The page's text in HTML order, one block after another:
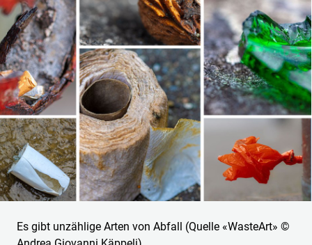
Es gibt unzählige Arten von Abfall (Quelle «WasteArt» ©